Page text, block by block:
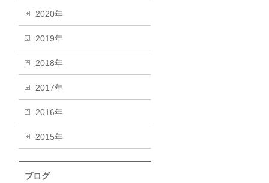
2020年
2019年
2018年
2017年
2016年
2015年
ブログ